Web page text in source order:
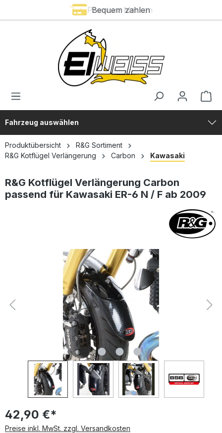
Premium Marken
Bequem zahlen
Fahrzeug auswählen
Produktübersicht
R&G Sortiment
R&G Kotflügel Verlängerung
Carbon Kawasaki
R&G Kotflügel Verlängerung Carbon
passend für Kawasaki ER-6 N / F ab 2009
Bildergalerie überspringen
42,90 €*
Preise inkl. MwSt. zzgl. Versandkosten